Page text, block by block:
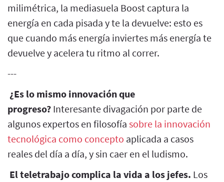
milimétrica, la mediasuela Boost captura la
energía en cada pisada y te la devuelve: esto es
que cuando más energía inviertes más energía te
devuelve y acelera tu ritmo al correr.
---
¿Es lo mismo innovación que
progreso? Interesante divagación por parte de
algunos expertos en filosofía sobre la innovación
tecnológica como concepto aplicada a casos
reales del día a día, y sin caer en el ludismo.
El teletrabajo complica la vida a los jefes. Los